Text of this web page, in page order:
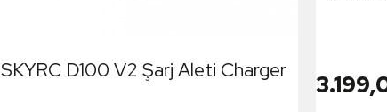
SKYRC D100 V2 Şarj Aleti Charger